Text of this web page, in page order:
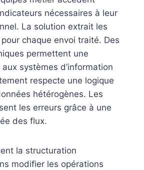
nécessaires à leur
La solution extrait les
chaque envoi traité. Des
permettent une
systèmes d’information
respecte une logique
hétérogènes. Les
les erreurs grâce à une
des flux.
la structuration
modifier les opérations